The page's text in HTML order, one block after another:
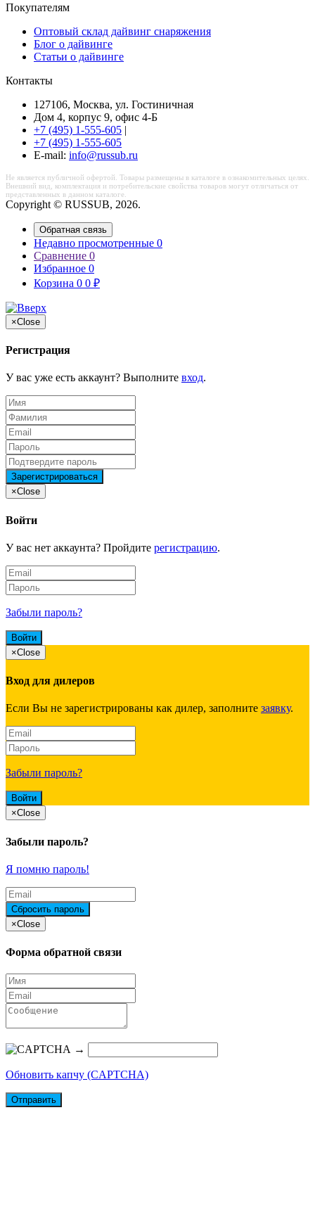
Покупателям
Оптовый склад дайвинг снаряжения
Блог о дайвинге
Статьи о дайвинге
Контакты
127106, Москва, ул. Гостиничная
Дом 4, корпус 9, офис 4-Б
+7 (495) 1-555-605 |
+7 (495) 1-555-605
Е-mail: info@russub.ru
Не является публичной офертой. Товары размещены в каталоге в ознакомительных целях.
Внешний вид, комплектация и потребительские свойства товаров могут отличаться от
представленных в данном каталоге.
Copyright © RUSSUB, 2026.
Обратная связь
Недавно просмотренные 0
Сравнение 0
Избранное 0
Корзина 0 0 ₽
×Close
Регистрация
У вас уже есть аккаунт? Выполните вход.
×Close
Войти
У вас нет аккаунта? Пройдите регистрацию.
Забыли пароль?
×Close
Вход для дилеров
Если Вы не зарегистрированы как дилер, заполните заявку.
Забыли пароль?
×Close
Забыли пароль?
Я помню пароль!
×Close
Форма обратной связи
→
Обновить капчу (CAPTCHA)